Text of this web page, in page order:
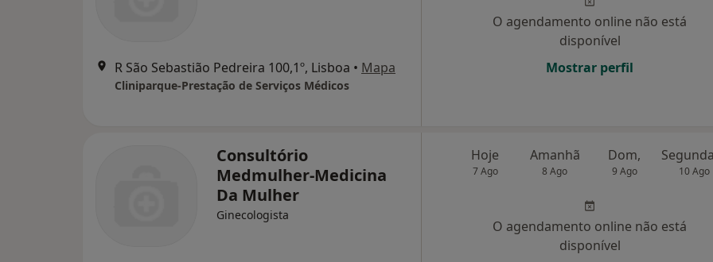
R São Sebastião Pedreira 100,1º, Lisboa • Mapa
Cliniparque-Prestação de Serviços Médicos
O agendamento online não está
disponível
Mostrar perfil
Consultório
Medmulher-Medicina
Da Mulher
Ginecologista
Hoje
7 Ago
Amanhã
8 Ago
Dom,
9 Ago 10 Ago
O agendamento online não está
disponível